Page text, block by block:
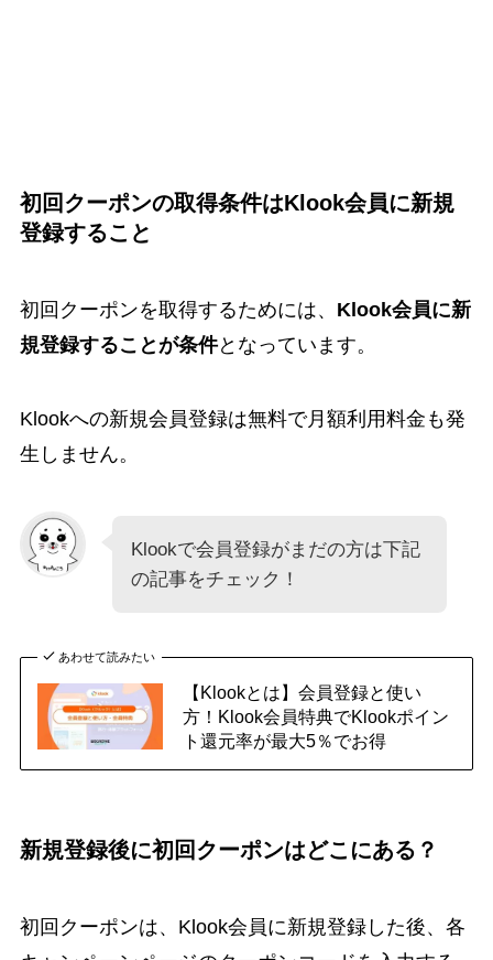
初回クーポンの取得条件はKlook会員に新規
登録すること
初回クーポンを取得するためには、 Klook会員に新
規登録することが条件となっています。
Klookへの新規会員登録は無料で月額利用料金も発
生しません。
Klookで会員登録がまだの方は下記
の記事をチェック！
あわせて読みたい
【Klookとは】会員登録と使い
方！Klook会員特典でKlookポイン
ト還元率が最大5％でお得
新規登録後に初回クーポンはどこにある？
初回クーポンは、Klook会員に新規登録した後、各